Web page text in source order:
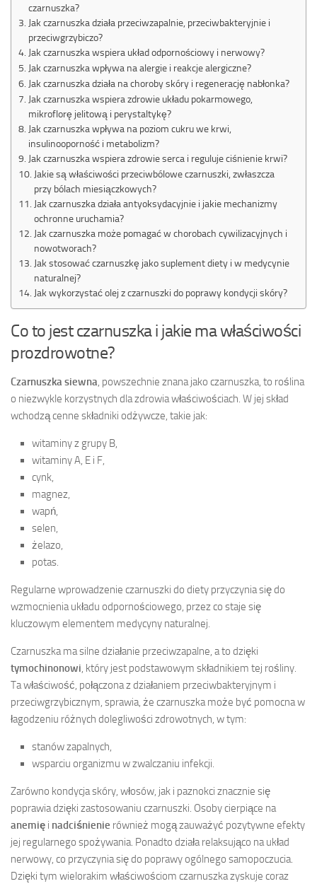
czarnuszka?
Jak czarnuszka działa przeciwzapalnie, przeciwbakteryjnie i
przeciwgrzybiczo?
Jak czarnuszka wspiera układ odpornościowy i nerwowy?
Jak czarnuszka wpływa na alergie i reakcje alergiczne?
Jak czarnuszka działa na choroby skóry i regenerację nabłonka?
Jak czarnuszka wspiera zdrowie układu pokarmowego,
mikroflorę jelitową i perystaltykę?
Jak czarnuszka wpływa na poziom cukru we krwi,
insulinooporność i metabolizm?
Jak czarnuszka wspiera zdrowie serca i reguluje ciśnienie krwi?
Jakie są właściwości przeciwbólowe czarnuszki, zwłaszcza
przy bólach miesiączkowych?
Jak czarnuszka działa antyoksydacyjnie i jakie mechanizmy
ochronne uruchamia?
Jak czarnuszka może pomagać w chorobach cywilizacyjnych i
nowotworach?
Jak stosować czarnuszkę jako suplement diety i w medycynie
naturalnej?
Jak wykorzystać olej z czarnuszki do poprawy kondycji skóry?
Co to jest czarnuszka i jakie ma właściwości
prozdrowotne?
Czarnuszka siewna, powszechnie znana jako czarnuszka, to roślina
o niezwykle korzystnych dla zdrowia właściwościach. W jej skład
wchodzą cenne składniki odżywcze, takie jak:
witaminy z grupy B,
witaminy A, E i F,
cynk,
magnez,
wapń,
selen,
żelazo,
potas.
Regularne wprowadzenie czarnuszki do diety przyczynia się do
wzmocnienia układu odpornościowego, przez co staje się
kluczowym elementem medycyny naturalnej.
Czarnuszka ma silne działanie przeciwzapalne, a to dzięki
tymochinonowi, który jest podstawowym składnikiem tej rośliny.
Ta właściwość, połączona z działaniem przeciwbakteryjnym i
przeciwgrzybicznym, sprawia, że czarnuszka może być pomocna w
łagodzeniu różnych dolegliwości zdrowotnych, w tym:
stanów zapalnych,
wsparciu organizmu w zwalczaniu infekcji.
Zarówno kondycja skóry, włosów, jak i paznokci znacznie się
poprawia dzięki zastosowaniu czarnuszki. Osoby cierpiące na
anemię i nadciśnienie również mogą zauważyć pozytywne efekty
jej regularnego spożywania. Ponadto działa relaksująco na układ
nerwowy, co przyczynia się do poprawy ogólnego samopoczucia.
Dzięki tym wielorakim właściwościom czarnuszka zyskuje coraz